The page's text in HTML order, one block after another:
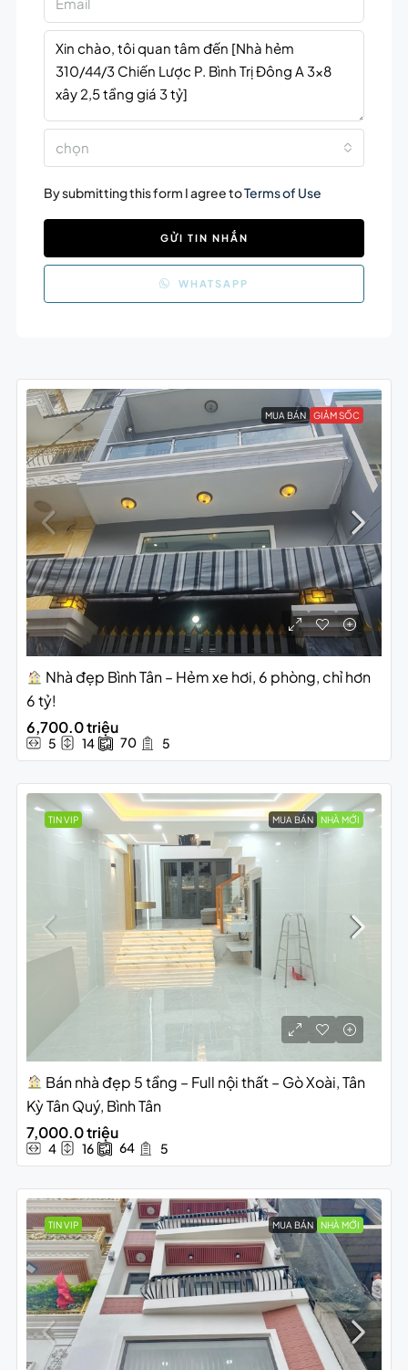
chọn
By submitting this form I agree toTerms of Use
GỬI TIN NHẮN
WHATSAPP
MUA BÁN GIẢM SỐC
Nhà đẹp Bình Tân – Hẻm xe hơi, 6 phòng, chỉ hơn
6 tỷ!
6,700.0 triệu
5 14 70 5
TIN VIP MUA BÁN NHÀ MỚI
Bán nhà đẹp 5 tầng – Full nội thất – Gò Xoài, Tân
Kỳ Tân Quý, Bình Tân
7,000.0 triệu
4 16 64 5
TIN VIP MUA BÁN NHÀ MỚI